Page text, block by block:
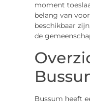
moment
belang van
beschikbaar
de
Bussum heeft